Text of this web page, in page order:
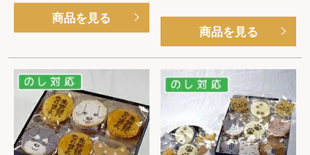
商品を見る
商品を見る